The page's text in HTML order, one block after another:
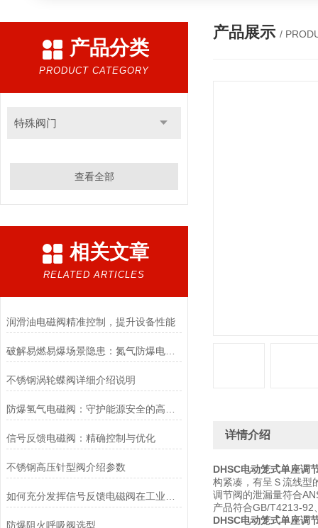
产品分类
PRODUCT CATEGORY
特殊阀门
查看全部
相关文章
RELATED ARTICLES
润滑油电磁阀精准控制，提升设备性能
破解易燃易爆场景隐患：氮气防爆电磁阀的安全适配优化方案
不锈钢涡轮蝶阀详细介绍说明
信号反馈电磁阀：精确控制与优化
不锈钢高压针型阀介绍参数
防爆阻火呼吸阀选型
产品展示 /
详情介绍
DHSC电动笼式单座调
构紧凑，有呈Ｓ流线型
调节阀的泄漏量符合
产品符合GB/T4213-92
DHSC电动笼式单座调